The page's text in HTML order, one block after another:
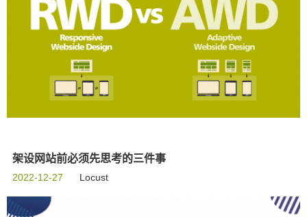
架设网站前必须先思考的三件事
2022-12-27 Locust